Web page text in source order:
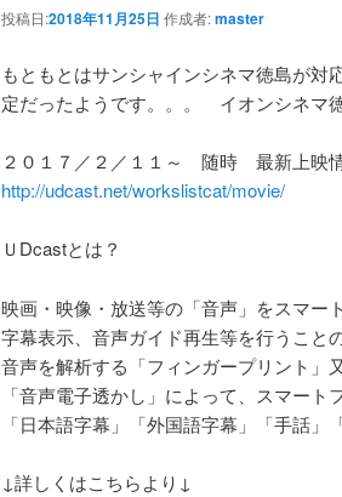
投稿日:2018年11月25日 作成者:master
もともとはサンシャインシネマ徳島が
定だったようです。。。 イオンシネマ
２０１７／２／１１～ 随時 最新上映
http://udcast.net/workslistcat/movie/
ＵDcastとは？
映画・映像・放送等の「音声」をスマー
字幕表示、音声ガイド再生等を行うこと
音声を解析する「フィンガープリント」
「音声電子透かし」によって、スマート
「日本語字幕」「外国語字幕」「手話
↓詳しくはこちらより↓